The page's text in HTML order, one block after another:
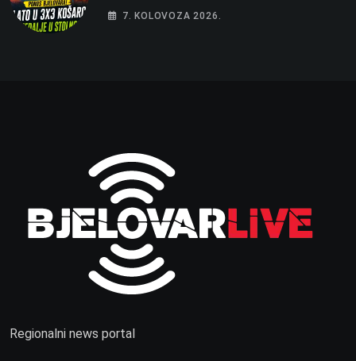
Hrvatske u stolnom tenisu!
7. KOLOVOZA 2026.
Regionalni news portal